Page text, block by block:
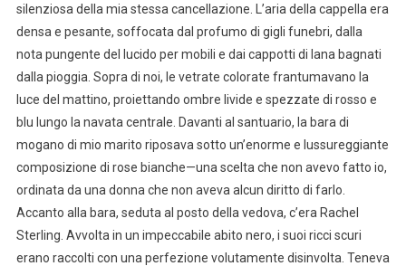
silenziosa della mia stessa cancellazione. L’aria della cappella era
densa e pesante, soffocata dal profumo di gigli funebri, dalla
nota pungente del lucido per mobili e dai cappotti di lana bagnati
dalla pioggia. Sopra di noi, le vetrate colorate frantumavano la
luce del mattino, proiettando ombre livide e spezzate di rosso e
blu lungo la navata centrale. Davanti al santuario, la bara di
mogano di mio marito riposava sotto un’enorme e lussureggiante
composizione di rose bianche—una scelta che non avevo fatto io,
ordinata da una donna che non aveva alcun diritto di farlo.
Accanto alla bara, seduta al posto della vedova, c’era Rachel
Sterling. Avvolta in un impeccabile abito nero, i suoi ricci scuri
erano raccolti con una perfezione volutamente disinvolta. Teneva